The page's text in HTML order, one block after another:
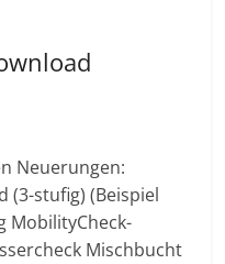
Neuerungen:
(3-stufig) (Beispiel
MobilityCheck-
Mischbucht